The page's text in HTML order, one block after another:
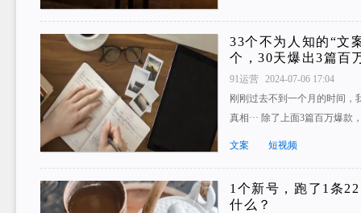
33个不为人知的“文
个，30天爆出3篇百
91运营 2024-07-06 17:04
刚刚过去不到一个月的时间，
真相··· 除了上面3篇百万爆
文案 短视频
1个新号，跑了1条
什么？